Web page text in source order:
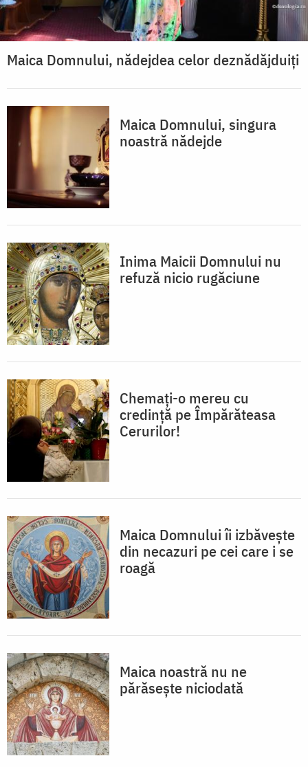
Maica Domnului, nădejdea celor deznădăjduiți
Maica Domnului, singura
noastră nădejde
Inima Maicii Domnului nu
refuză nicio rugăciune
Chemați-o mereu cu
credință pe Împărăteasa
Cerurilor!
Maica Domnului îi izbăvește
din necazuri pe cei care i se
roagă
Maica noastră nu ne
părăsește niciodată